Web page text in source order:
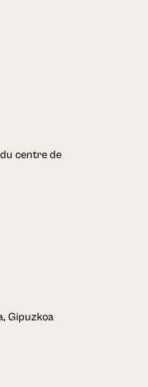
centre de
Gipuzkoa